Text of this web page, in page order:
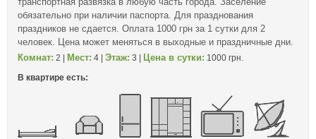
обязательно при наличии паспорта. Для празднования
праздников не сдается. Оплата 1000 грн за 1 сутки для 2
человек. Цена может меняться в выходные и праздничные дни.
Комнат: 2 | Мест: 4 | Этаж: 3 | Цена в сутки: 1000 грн.
В квартире есть: